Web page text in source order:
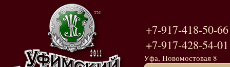
+7-917-418-50-66
+7-917-428-54-01
Уфа, Новомостовая 8